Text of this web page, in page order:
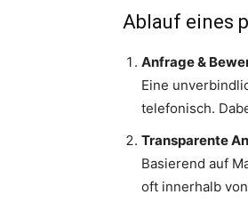
Ablauf eines
Anfrage &
Eine
telefonisch.
Transparente
Basierend auf
oft innerhalb